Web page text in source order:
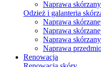
Naprawa
Odzież i galanteria
Naprawa
Naprawa
Naprawa
Naprawa
Renowacja